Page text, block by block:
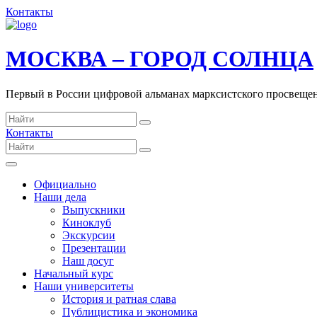
Контакты
МОСКВА – ГОРОД СОЛНЦА
Первый в России цифровой альманах марксистского
Контакты
Официально
Наши дела
Выпускники
Киноклуб
Экскурсии
Презентации
Наш досуг
Начальный курс
Наши университеты
История и ратная слава
Публицистика и экономика